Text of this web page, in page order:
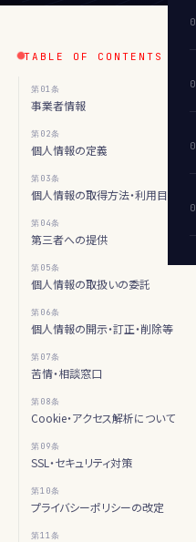
0
0
0
0
TABLE OF CONTENTS
第01条
事業者情報
第02条
個人情報の定義
第03条
個人情報の取得方法・利用目的
第04条
第三者への提供
第05条
個人情報の取扱いの委託
第06条
個人情報の開示・訂正・削除等
第07条
苦情・相談窓口
第08条
Cookie・アクセス解析について
第09条
SSL・セキュリティ対策
第10条
プライバシーポリシーの改定
第11条